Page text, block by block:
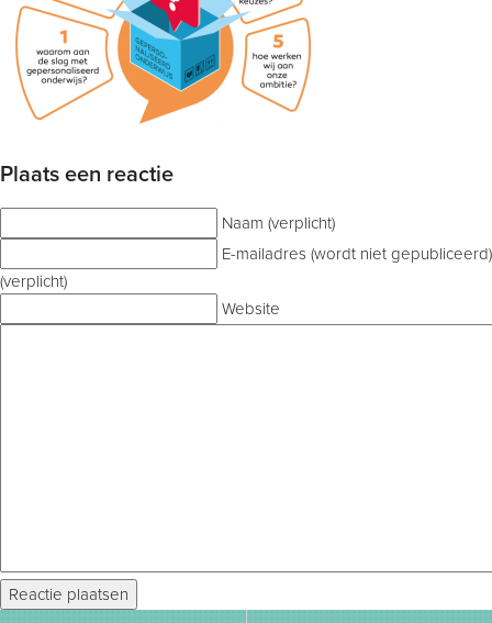
Plaats een reactie
Naam (verplicht)
E-mailadres (wordt niet gepubliceerd)
(verplicht)
Website